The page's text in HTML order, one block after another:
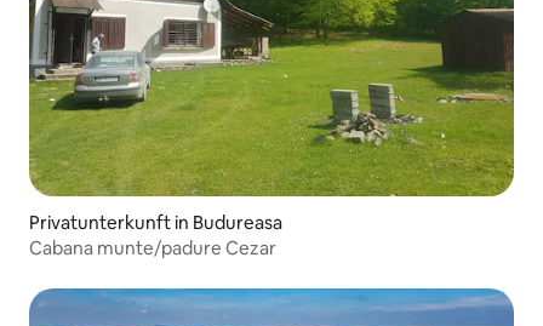
Privatunterkunft in Budureasa
Cabana munte/padure Cezar